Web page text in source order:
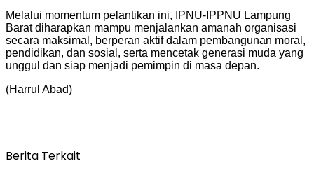
Melalui momentum pelantikan ini, IPNU-IPPNU Lampung
Barat diharapkan mampu menjalankan amanah organisasi
secara maksimal, berperan aktif dalam pembangunan moral,
pendidikan, dan sosial, serta mencetak generasi muda yang
unggul dan siap menjadi pemimpin di masa depan.
(Harrul Abad)
Berita Terkait